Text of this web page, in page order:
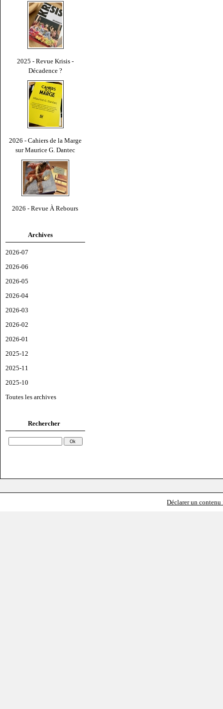
2025 - Revue Krisis -
Décadence ?
2026 - Cahiers de la Marge
sur Maurice G. Dantec
2026 - Revue À Rebours
Archives
2026-07
2026-06
2026-05
2026-04
2026-03
2026-02
2026-01
2025-12
2025-11
2025-10
Toutes les archives
Rechercher
Déclarer un